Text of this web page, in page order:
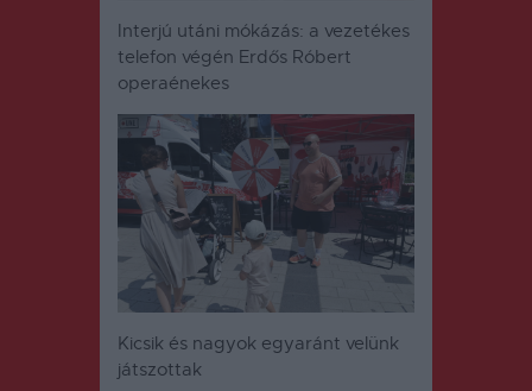
Interjú utáni mókázás: a vezetékes
telefon végén Erdős Róbert
operaénekes
Kicsik és nagyok egyaránt velünk
játszottak